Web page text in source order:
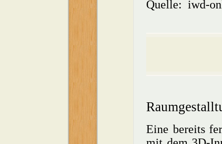
Quelle: iwd-
Eine bereits